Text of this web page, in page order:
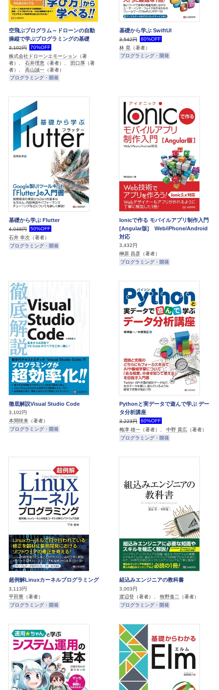
空飛ぶプログラム～ドローンの自動
操縦で学ぶプログラミングの基礎
3,102円
70%OFF
株式会社ドローンエモーション （著
者）、 石井理恵 （著者）、 田口厚 （著
者）、 高山誠一 （著者）
プログラミング・開発
基礎から学ぶ SwiftUI
3,542円
80%OFF
林 晃 （著者）
プログラミング・開発
基礎から学ぶ Flutter
4,048円
50%OFF
石井 幸次 （著者）
プログラミング・開発
Ionicで作る モバイルアプリ制作入門
[Angular版] Web/iPhone/Android
対応
3,432円
榊原 昌彦 （著者）
プログラミング・開発
徹底解説Visual Studio Code
3,102円
本間咲来 （著者）
プログラミング・開発
Pythonと実データで遊んで学ぶ デー
タ分析講座
3,223円
60%OFF
梅津 雄一 （著者）、 中野 貴広 （著者）
プログラミング・開発
超例解Linuxカーネルプログラミング
3,113円
平田豊 （著者）
プログラミング・開発
組込みエンジニアの教科書
3,003円
渡辺登 （著者）、 牧野進二 （著者）
プログラミング・開発